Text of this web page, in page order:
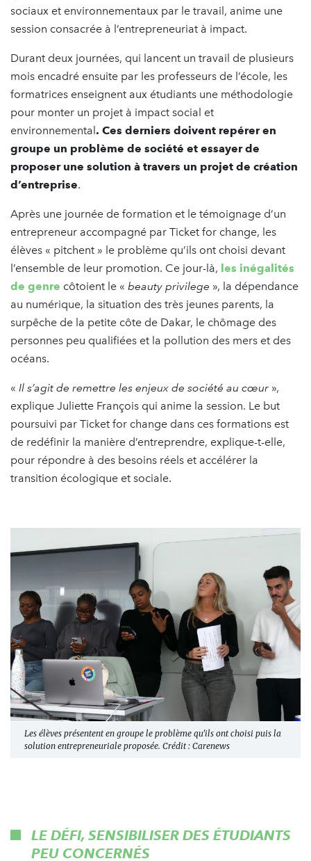
sociaux et environnementaux par le travail, anime une
session consacrée à l’entrepreneuriat à impact.
Durant deux journées, qui lancent un travail de plusieurs
mois encadré ensuite par les professeurs de l’école, les
formatrices enseignent aux étudiants une méthodologie
pour monter un projet à impact social et
environnemental. Ces derniers doivent repérer en
groupe un problème de société et essayer de
proposer une solution à travers un projet de création
d’entreprise.
Après une journée de formation et le témoignage d’un
entrepreneur accompagné par Ticket for change, les
élèves « pitchent » le problème qu’ils ont choisi devant
l’ensemble de leur promotion. Ce jour-là, les inégalités
de genre côtoient le « beauty privilege », la dépendance
au numérique, la situation des très jeunes parents, la
surpêche de la petite côte de Dakar, le chômage des
personnes peu qualifiées et la pollution des mers et des
océans.
« Il s’agit de remettre les enjeux de société au cœur »,
explique Juliette François qui anime la session. Le but
poursuivi par Ticket for change dans ces formations est
de redéfinir la manière d’entreprendre, explique-t-elle,
pour répondre à des besoins réels et accélérer la
transition écologique et sociale.
Les élèves présentent en groupe le problème qu'ils ont choisi puis la
solution entrepreneuriale proposée. Crédit : Carenews
LE DÉFI, SENSIBILISER DES ÉTUDIANTS
PEU CONCERNÉS